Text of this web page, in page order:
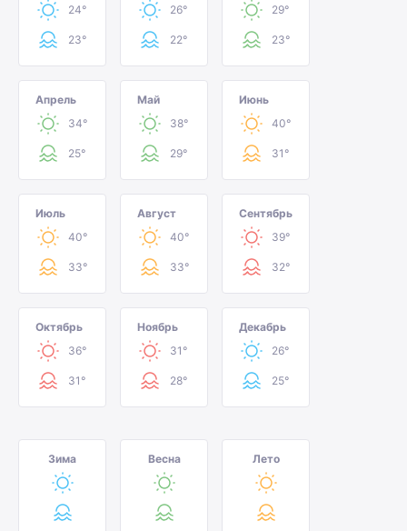
24°
23°
26°
22°
29°
23°
Апрель
34°
25°
Май
38°
29°
Июнь
40°
31°
Июль
40°
33°
Август
40°
33°
Сентябрь
39°
32°
Октябрь
36°
31°
Ноябрь
31°
28°
Декабрь
26°
25°
Зима Весна Лето